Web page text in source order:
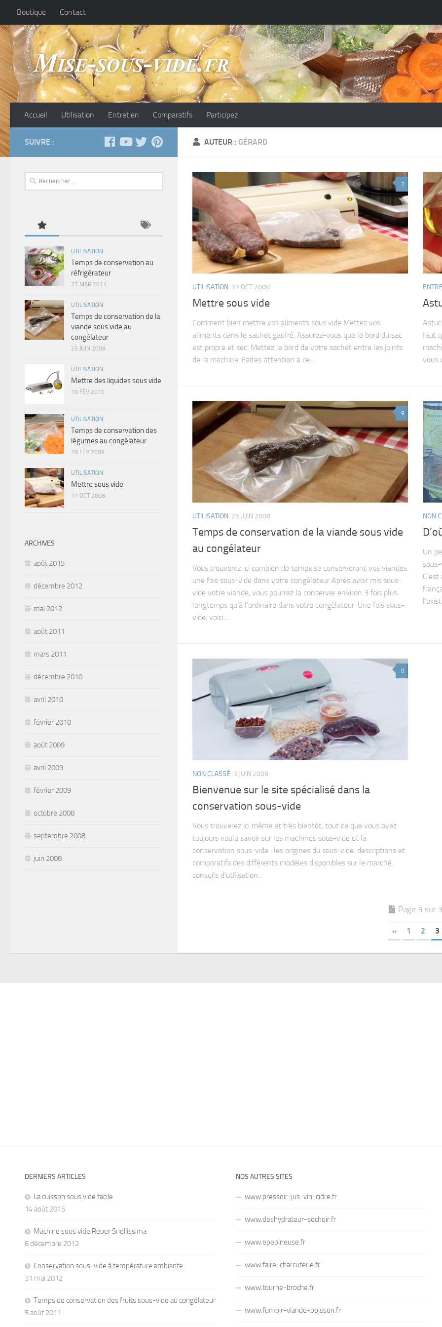
Boutique Contact
Accueil Utilisation Entretien Comparatifs Participez
AUTEUR : GÉRARD
2
UTILISATION 17 OCT 2008
Mettre sous vide
Comment bien mettre vos aliments sous vide Mettez vos
aliments dans le sachet gaufré. Assurez-vous que le bord du sac
est propre et sec. Mettez le bord de votre sachet entre les joints
de la machine. Faites attention à ce...
faut
vous
9
UTILISATION 25 JUIN 2008
Temps de conservation de la viande sous vide
au congélateur
Vous trouverez ici combien de temps se conserveront vos viandes
une fois sous-vide dans votre congélateur Après avoir mis sous-
vide votre viande, vous pourrez la conserver environ 3 fois plus
longtemps qu’à l’ordinaire dans votre congélateur. Une fois sous-
vide, voici...
NON
Un
0
NON CLASSÉ 3 JUIN 2008
Bienvenue sur le site spécialisé dans la
conservation sous-vide
Vous trouverez ici même et très bientôt, tout ce que vous avez
toujours voulu savoir sur les machines sous-vide et la
conservation sous-vide : les origines du sous-vide. descriptions et
comparatifs des différents modèles disponibles sur le marché.
conseils d’utilisation...
Page 3 sur
« 1 2 3
SUIVRE :
UTILISATION
Temps de conservation au
réfrigérateur
27 MAR 2011
UTILISATION
Temps de conservation de la
viande sous vide au
congélateur
25 JUIN 2008
UTILISATION
Mettre des liquides sous vide
19 FÉV 2010
UTILISATION
Temps de conservation des
légumes au congélateur
19 FÉV 2009
UTILISATION
Mettre sous vide
17 OCT 2008
ARCHIVES
août 2015
décembre 2012
mai 2012
août 2011
mars 2011
décembre 2010
avril 2010
février 2010
août 2009
avril 2009
février 2009
octobre 2008
septembre 2008
juin 2008
DERNIERS ARTICLES
La cuisson sous vide facile
14 août 2015
Machine sous vide Reber Snellissima
6 décembre 2012
Conservation sous-vide à température ambiante
31 mai 2012
Temps de conservation des fruits sous-vide au congélateur
5 août 2011
NOS AUTRES SITES
www.pressoir-jus-vin-cidre.fr
www.deshydrateur-sechoir.fr
www.epepineuse.fr
www.faire-charcuterie.fr
www.tourne-broche.fr
www.fumoir-viande-poisson.fr